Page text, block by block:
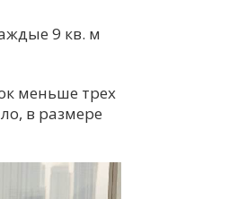
9 кв. м
меньше трех
в размере